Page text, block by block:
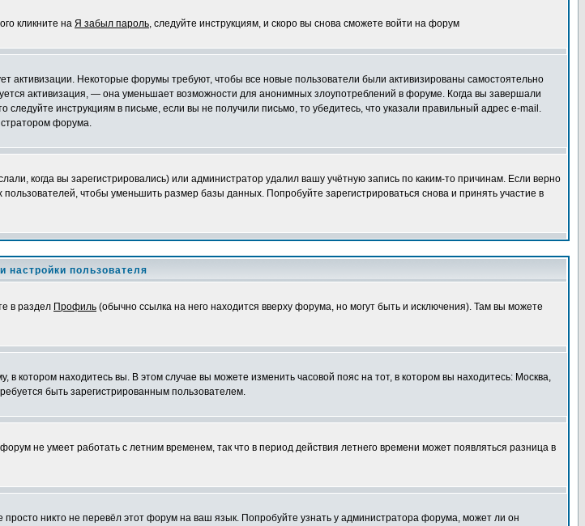
кликните на Я забыл пароль, следуйте инструкциям, и скоро вы снова сможете войти на форум
активизации. Некоторые форумы требуют, чтобы все новые пользователи были активизированы самостоятельно
активизация, — она уменьшает возможности для анонимных злоупотреблений в форуме. Когда вы завершали
инструкциям в письме, если вы не получили письмо, то убедитесь, что указали правильный адрес e-mail.
форума.
когда вы зарегистрировались) или администратор удалил вашу учётную запись по каким-то причинам. Если верно
чтобы уменьшить размер базы данных. Попробуйте зарегистрироваться снова и принять участие в
настройки пользователя
в раздел Профиль (обычно ссылка на него находится вверху форума, но могут быть и исключения). Там вы можете
котором находитесь вы. В этом случае вы можете изменить часовой пояс на тот, в котором вы находитесь: Москва,
быть зарегистрированным пользователем.
не умеет работать с летним временем, так что в период действия летнего времени может появляться разница в
никто не перевёл этот форум на ваш язык. Попробуйте узнать у администратора форума, может ли он